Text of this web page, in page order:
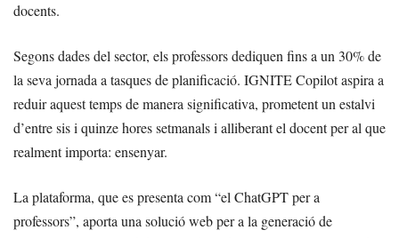
docents.
Segons dades del sector, els professors dediquen fins a un 30% de
la seva jornada a tasques de planificació. IGNITE Copilot aspira a
reduir aquest temps de manera significativa, prometent un estalvi
d’entre sis i quinze hores setmanals i alliberant el docent per al que
realment importa: ensenyar.
La plataforma, que es presenta com “el ChatGPT per a
professors”, aporta una solució web per a la generació de